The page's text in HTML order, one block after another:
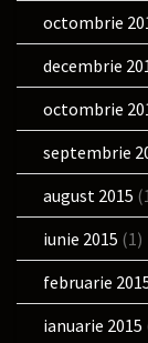
octombrie
decembrie
octombrie
septembrie
august 2015
iunie 2015 (1)
februarie
ianuarie 2015